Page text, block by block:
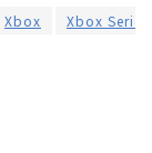
Xbox Xbox Series